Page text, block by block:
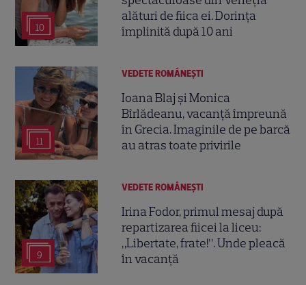
10
alături de fiica ei. Dorința
împlinită după 10 ani
11
VEDETE ROMÂNEŞTI
Ioana Blaj și Monica
Bîrlădeanu, vacanță împreună
în Grecia. Imaginile de pe barcă
au atras toate privirile
9
VEDETE ROMÂNEŞTI
Irina Fodor, primul mesaj după
repartizarea fiicei la liceu:
„Libertate, frate!”. Unde pleacă
în vacanță